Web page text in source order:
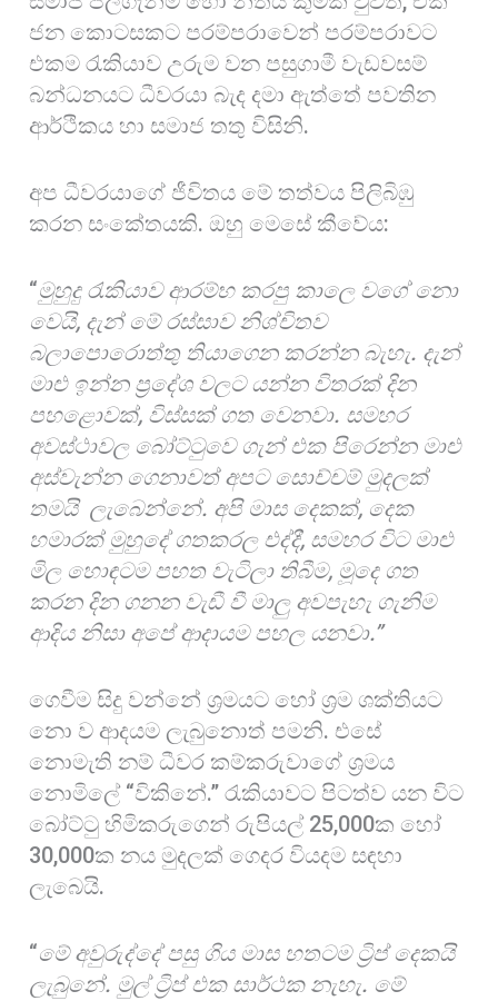
ජන කොටසකට පරම්පරාවෙන් පරම්පරාවට
එකම රැකියාව උරුම වන පසුගාමී වැඩවසම්
බන්ධනයට ධීවරයා බැද දමා ඇත්තේ පවතින
ආර්ථිකය හා සමාජ තතු විසිනි.
අප ධීවරයාගේ ජීවිතය මේ තත්වය පිලිබිඹු
කරන සංකේතයකි. ඔහු මෙසේ කීවේය:
“මුහුදු රැකියාව ආරම්භ කරපු කාලෙ වගේ නො
වෙයි, දැන් මේ රස්සාව නිශ්චිතව
බලාපොරොත්තු තියාගෙන කරන්න බැහැ. දැන්
මාළු ඉන්න ප්‍රදේශ වලට යන්න විතරක් දින
පහළොවක්, විස්සක් ගත වෙනවා. සමහර
අවස්ථාවල බෝට්ටුවෙ ගැන් එක පිරෙන්න මාළු
අස්වැන්න ගෙනාවත් අපට සොච්චම් මුදලක්
තමයි ලැබෙන්නේ. අපි මාස දෙකක්, දෙක
හමාරක් මුහුදේ ගතකරල එද්දී, සමහර විට මාළු
මිල හොඳටම පහත වැටිලා තිබීම, මූදෙ ගත
කරන දින ගනන වැඩී වී මාලු අවපැහැ ගැනිම
ආදිය නිසා අපේ ආදායම පහල යනවා.”
ගෙවීම සිදු වන්නේ ශ්‍රමයට හෝ ශ්‍රම ශක්තියට
නො ව ආදයම ලැබුනොත් පමනි. එසේ
නොමැති නම් ධීවර කම්කරුවාගේ ශ්‍රමය
නොමිලේ “විකිනේ.” රැකියාවට පිටත්ව යන විට
බෝට්ටු හිමිකරුගෙන් රුපියල් 25,000ක හෝ
30,000ක නය මුදලක් ගෙදර වියදම සඳහා
ලැබෙයි.
“මේ අවුරුද්දේ පසු ගිය මාස හතටම ට්‍රිප් දෙකයි
ලැබුනේ. මුල් ට්‍රිප් එක සාර්ථක නැහැ. මේ